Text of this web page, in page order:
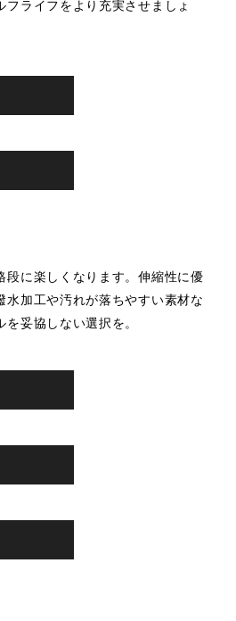
ライフをより充実させましょ
に楽しくなります。伸縮性に優
加工や汚れが落ちやすい素材な
妥協しない選択を。